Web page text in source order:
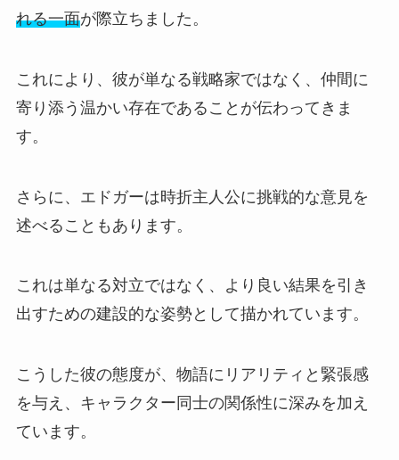
れる一面が際立ちました。
これにより、彼が単なる戦略家ではなく、仲間に
寄り添う温かい存在であることが伝わってきま
す。
さらに、エドガーは時折主人公に挑戦的な意見を
述べることもあります。
これは単なる対立ではなく、より良い結果を引き
出すための建設的な姿勢として描かれています。
こうした彼の態度が、物語にリアリティと緊張感
を与え、キャラクター同士の関係性に深みを加え
ています。